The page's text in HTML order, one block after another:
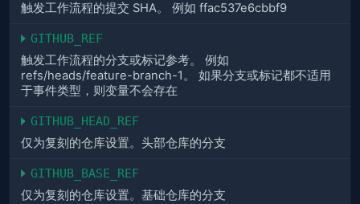
触发工作流程的提交 SHA。 例如 ffac537e6cbbf9
GITHUB_REF
触发工作流程的分支或标记参考。 例如
refs/heads/feature-branch-1。 如果分支或标记都不适用
于事件类型，则变量不会存在
GITHUB_HEAD_REF
仅为复刻的仓库设置。头部仓库的分支
GITHUB_BASE_REF
仅为复刻的仓库设置。基础仓库的分支